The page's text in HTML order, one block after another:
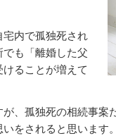
内で孤独死され
も「離婚した父
ることが増えて
、孤独死の相続事案
をされると思います